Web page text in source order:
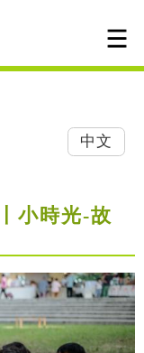
中文
小時光-故